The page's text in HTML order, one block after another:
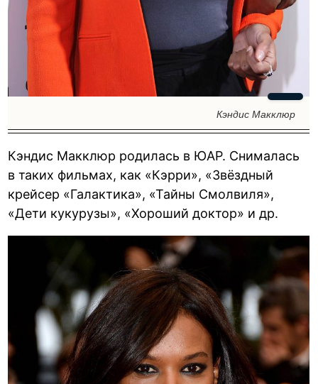
Кэндис Макклюр
Кэндис Макклюр родилась в ЮАР. Снималась
в таких фильмах, как «Кэрри», «Звёздный
крейсер «Галактика», «Тайны Смолвиля»,
«Дети кукурузы», «Хороший доктор» и др.